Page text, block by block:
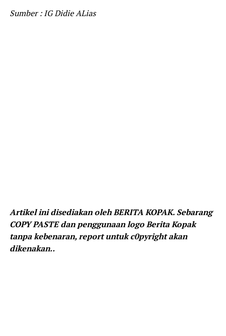
Sumber : IG Didie ALias
Artikel ini disediakan oleh BERITA KOPAK. Sebarang
COPY PASTE dan penggunaan logo Berita Kopak
tanpa kebenaran, report untuk c0pyright akan
dikenakan..